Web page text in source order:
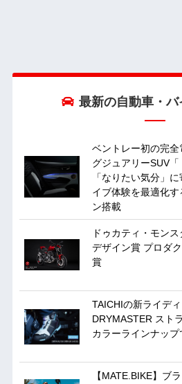
最新の自動車・バ
ベントレー初の完
グジュアリーSUV
「なりたい気分」
イブ体験を最適化
ン搭載
ドゥカティ・モン
デザイン賞 プロダ
賞
TAICHIの新ライデ
DRYMASTER スト
カラーラインナップ
【MATE.BIKE】ブ